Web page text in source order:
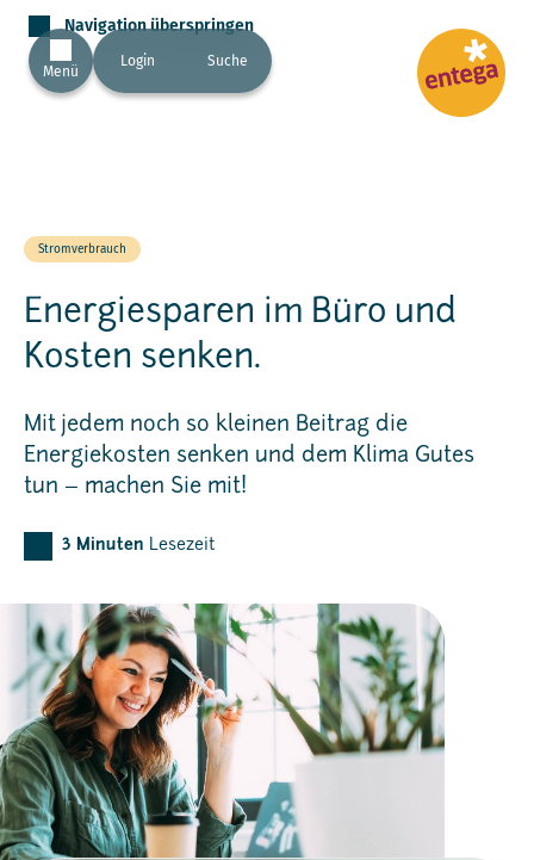
Navigation überspringen
Menü
Login Suche
Stromverbrauch
Energiesparen im Büro und
Kosten senken.
Mit jedem noch so kleinen Beitrag die
Energiekosten senken und dem Klima Gutes
tun – machen Sie mit!
3 Minuten Lesezeit